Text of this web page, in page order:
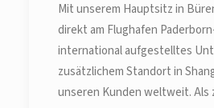
Mit unserem Hauptsitz in
direkt am Flughafen
international aufgestelltes
zusätzlichem Standort in
unseren Kunden weltweit. Als